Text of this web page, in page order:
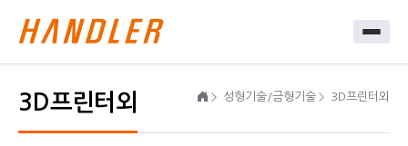
3D프린터외 성형기술/금형기술 3D프린터외